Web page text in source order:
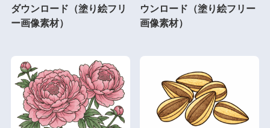
ダウンロード（塗り絵フリ
ー画像素材）
ウンロード（塗り絵フリー
画像素材）